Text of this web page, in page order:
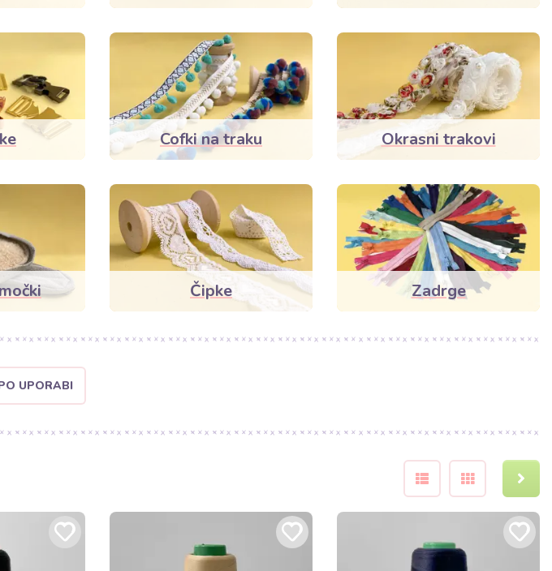
Cofki na traku Okrasni trakovi
Čipke Zadrge
UPORABI